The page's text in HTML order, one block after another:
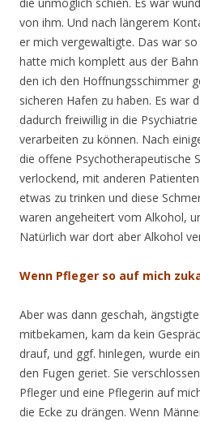
von ihm. Und nach längerem
er mich vergewaltigte. Das war
hatte mich komplett aus der
den ich den Hoffnungsschimmer
sicheren Hafen zu haben. Es war
dadurch freiwillig in die
verarbeiten zu können. Nach
die offene Psychotherapeutische
verlockend, mit anderen
etwas zu trinken und diese
waren angeheitert vom Alkohol,
Natürlich war dort aber Alkohol
Wenn Pfleger so auf mich
Aber was dann geschah,
mitbekamen, kam da kein
drauf, und ggf. hinlegen, wurde
den Fugen geriet. Sie
Pfleger und eine Pflegerin auf
die Ecke zu drängen. Wenn